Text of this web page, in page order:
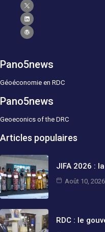
Pano5news
Géoéconomie en RDC
Pano5news
Geoeconics of the DRC
Articles populaires
JIFA 2026 :
Août 10, 2026
RDC : le